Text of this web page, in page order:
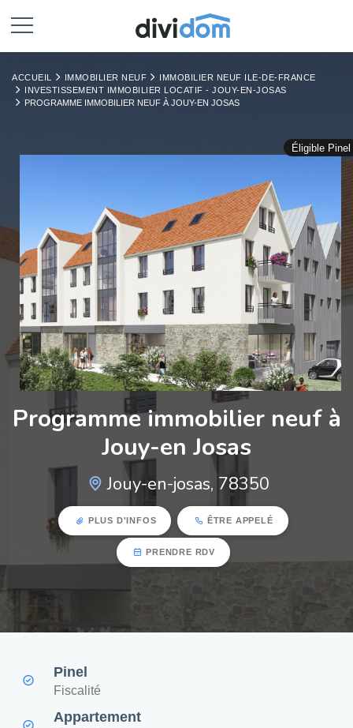
ACCUEIL IMMOBILIER NEUF
IMMOBILIER NEUF ILE-DE-FRANCE
INVESTISSEMENT IMMOBILIER LOCATIF - JOUY-EN-JOSAS
PROGRAMME IMMOBILIER NEUF À JOUY-EN JOSAS
Éligible Pinel
Programme immobilier neuf à
Jouy-en Josas
Jouy-en-josas, 78350
PLUS D'INFOS ÊTRE APPELÉ
PRENDRE RDV
Pinel
Fiscalité
Appartement